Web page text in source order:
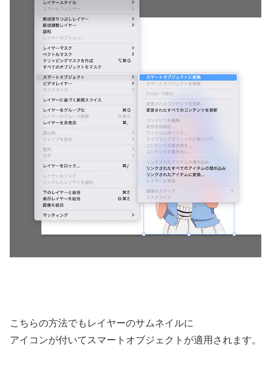
こちらの方法でもレイヤーのサムネイルに
アイコンが付いてスマートオブジェクトが適用されます。